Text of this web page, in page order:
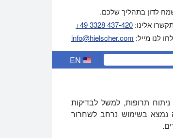
לדון בתהליך שלכם.
אלינו: +49 3328 437-420
לנו מייל: info@hielscher.com
EN
ניתוח תרופות, למשל לבדיקות
נמצא בשימוש נרחב לשחרור